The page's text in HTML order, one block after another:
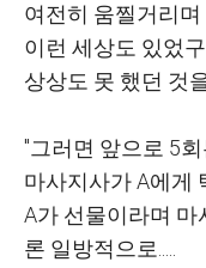
여전히 움찔거리며
이런 세상도 있었
상상도 못 했던 것
"그러면 앞으로 5
마사지사가 A에게
A가 선물이라며 마
론 일방적으로.....